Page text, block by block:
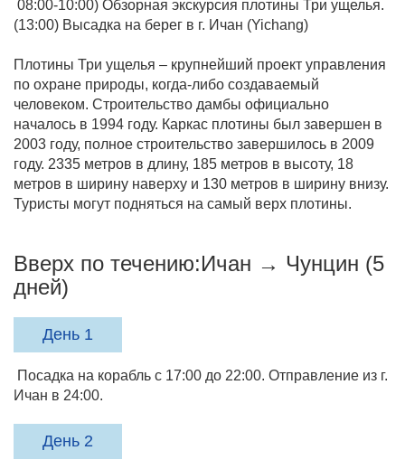
08:00-10:00) Обзорная экскурсия плотины Три ущелья.
(13:00) Высадка на берег в г. Ичан (Yichang)
Плотины Три ущелья – крупнейший проект управления
по охране природы, когда-либо создаваемый
человеком. Строительство дамбы официально
началось в 1994 году. Каркас плотины был завершен в
2003 году, полное строительство завершилось в 2009
году. 2335 метров в длину, 185 метров в высоту, 18
метров в ширину наверху и 130 метров в ширину внизу.
Туристы могут подняться на самый верх плотины.
Вверх по течению:Ичан → Чунцин (5
дней)
День 1
Посадка на корабль с 17:00 до 22:00. Отправление из г.
Ичан в 24:00.
День 2